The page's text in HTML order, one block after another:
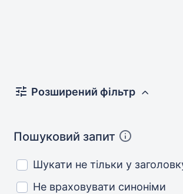
Розширений фільтр
Пошуковий запит
Шукати не тільки у
Не враховувати синоніми